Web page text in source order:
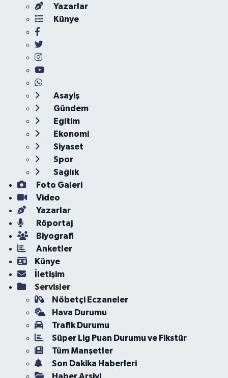
Yazarlar
Künye
Asayiş
Gündem
Eğitim
Ekonomi
Siyaset
Spor
Sağlık
Foto Galeri
Video
Yazarlar
Röportaj
Biyografi
Anketler
Künye
İletişim
Servisler
Nöbetçi Eczaneler
Hava Durumu
Trafik Durumu
Süper Lig Puan Durumu ve Fikstür
Tüm Manşetler
Son Dakika Haberleri
Haber Arşivi